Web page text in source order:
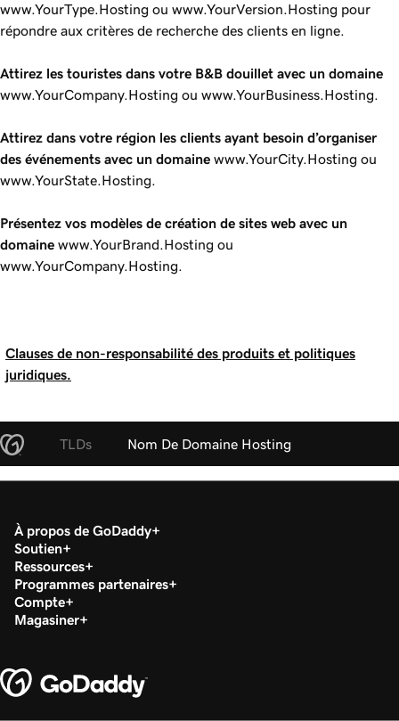
www.YourType.Hosting ou www.YourVersion.Hosting pour
répondre aux critères de recherche des clients en ligne.
Attirez les touristes dans votre B&B douillet avec un domaine
www.YourCompany.Hosting ou www.YourBusiness.Hosting.
Attirez dans votre région les clients ayant besoin d’organiser
des événements avec un domaine www.YourCity.Hosting ou
www.YourState.Hosting.
Présentez vos modèles de création de sites web avec un
domaine www.YourBrand.Hosting ou
www.YourCompany.Hosting.
Clauses de non-responsabilité des produits et politiques
juridiques.
TLDs Nom De Domaine Hosting
À propos de GoDaddy
Soutien
Ressources
Programmes partenaires
Compte
Magasiner